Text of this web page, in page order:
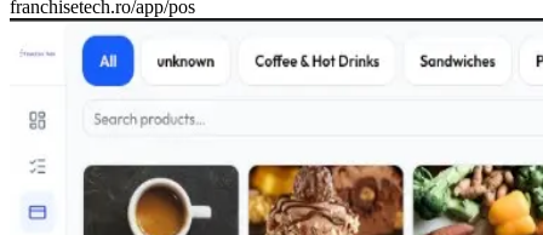
franchisetech.ro/app/pos